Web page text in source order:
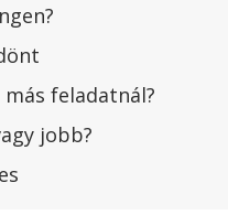
feladatnál?
jobb?